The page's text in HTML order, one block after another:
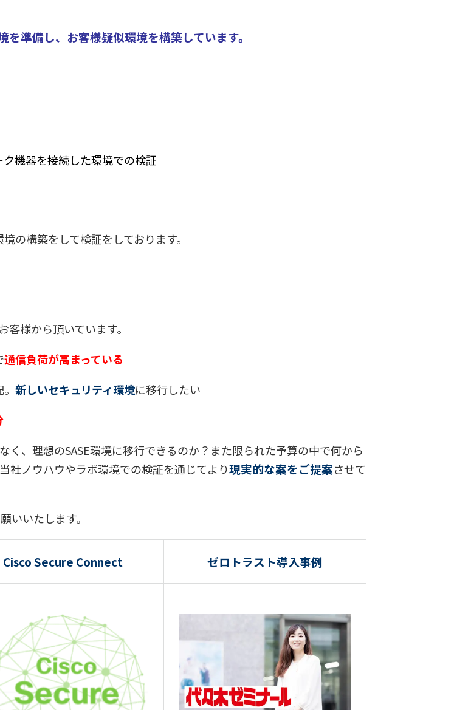
準備し、お客様疑似環境を構築しています。
機器を接続した環境での検証
の構築をして検証をしております。
様から頂いています。
通信負荷が高まっている
新しいセキュリティ環境に移行したい
く、理想のSASE環境に移行できるのか？また限られた予算の中で何から
社ノウハウやラボ環境での検証を通じてより現実的な案をご提案させて
いいたします。
Cisco Secure Connect ゼロトラスト導入事例